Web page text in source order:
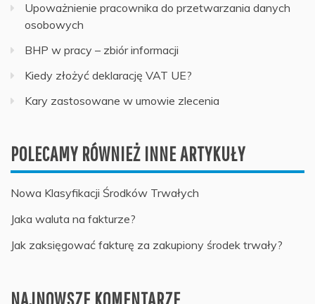
Upoważnienie pracownika do przetwarzania danych
osobowych
BHP w pracy – zbiór informacji
Kiedy złożyć deklarację VAT UE?
Kary zastosowane w umowie zlecenia
POLECAMY RÓWNIEŻ INNE ARTYKUŁY
Nowa Klasyfikacji Środków Trwałych
Jaka waluta na fakturze?
Jak zaksięgować fakturę za zakupiony środek trwały?